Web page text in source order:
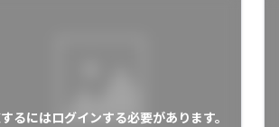
るにはログインする必要があります。